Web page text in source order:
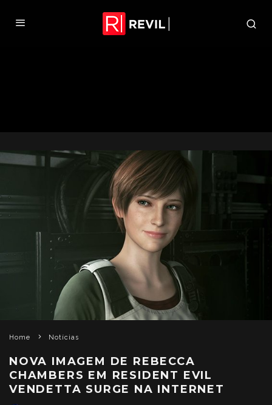
Home Notícias
NOVA IMAGEM DE REBECCA
CHAMBERS EM RESIDENT EVIL
VENDETTA SURGE NA INTERNET